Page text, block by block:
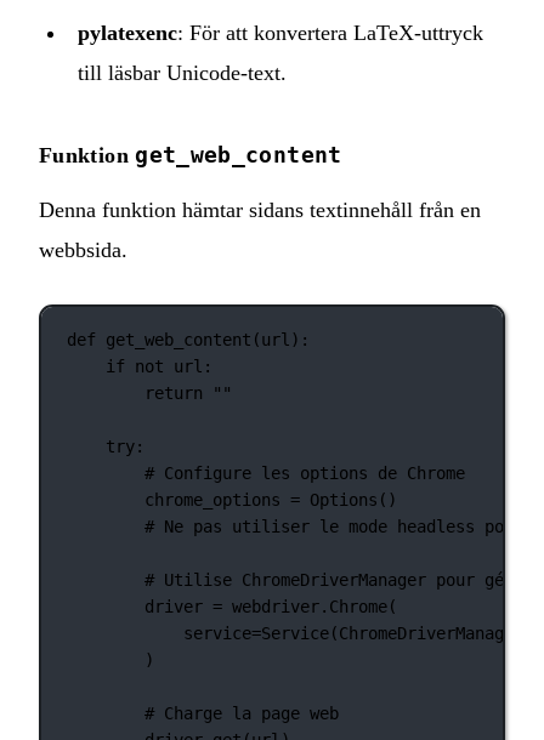
pylatexenc: För att konvertera LaTeX‑uttryck
till läsbar Unicode‑text.
Funktion get_web_content
Denna funktion hämtar sidans textinnehåll från en
webbsida.
def get_web_content (url):
if
not url:
return
""
try:
# Configure les options de Chrome
chrome_options = Options()
# Ne pas utiliser le mode headless pour
# Utilise ChromeDriverManager pour
driver = webdriver.Chrome(
service=
)
# Charge la page web